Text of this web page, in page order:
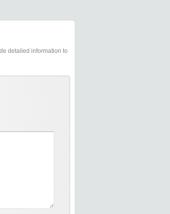
detailed information to